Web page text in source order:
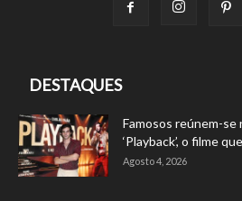
DESTAQUES
Famosos reúnem-
‘Playback’, o filme
Agosto 4, 2026